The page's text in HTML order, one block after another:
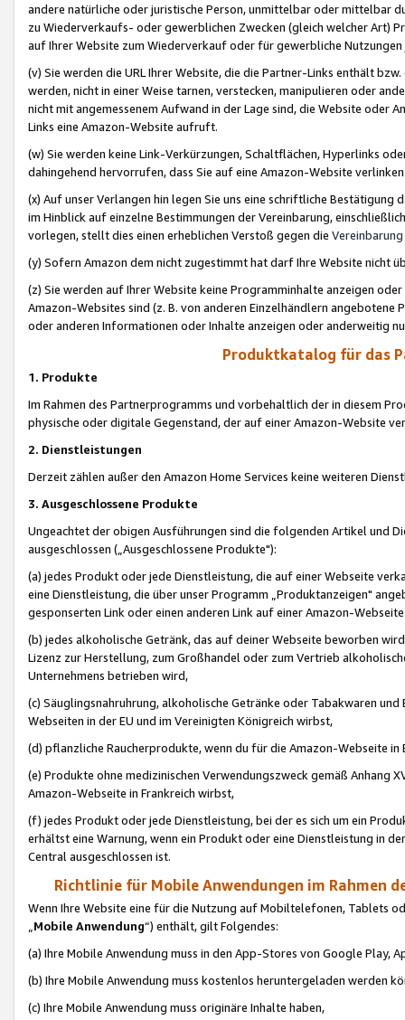
andere natürliche oder juristische Person, unmittelbar oder mittelbar
zu Wiederverkaufs- oder gewerblichen Zwecken (gleich welcher Art)
auf Ihrer Website zum Wiederverkauf oder für gewerbliche
(v) Sie werden die URL Ihrer Website, die die Partner-Links enthält
werden, nicht in einer Weise tarnen, verstecken, manipulieren oder
nicht mit angemessenem Aufwand in der Lage sind, die Website oder
Links eine Amazon-Website aufruft.
(w) Sie werden keine Link-Verkürzungen, Schaltflächen, Hyperlinks
dahingehend hervorrufen, dass Sie auf eine Amazon-Website
(x) Auf unser Verlangen hin legen Sie uns eine schriftliche
im Hinblick auf einzelne Bestimmungen der Vereinbarung,
vorlegen, stellt dies einen erheblichen Verstoß gegen die Vereinbarung
(y) Sofern Amazon dem nicht zugestimmt hat darf Ihre Website nicht
(z) Sie werden auf Ihrer Website keine Programminhalte anzeigen
Amazon-Websites sind (z. B. von anderen Einzelhändlern
oder anderen Informationen oder Inhalte anzeigen oder anderweitig
Produktkatalog für das
1. Produkte
Im Rahmen des Partnerprogramms und vorbehaltlich der in diesem
physische oder digitale Gegenstand, der auf einer Amazon-Website
2. Dienstleistungen
Derzeit zählen außer den Amazon Home Services keine weiteren
3. Ausgeschlossene Produkte
Ungeachtet der obigen Ausführungen sind die folgenden Artikel und
ausgeschlossen („Ausgeschlossene Produkte"):
(a) jedes Produkt oder jede Dienstleistung, die auf einer Webseite
eine Dienstleistung, die über unser Programm „Produktanzeigen"
gesponserten Link oder einen anderen Link auf einer Amazon-
(b) jedes alkoholische Getränk, das auf deiner Webseite beworben
Lizenz zur Herstellung, zum Großhandel oder zum Vertrieb
Unternehmens betrieben wird,
(c) Säuglingsnahruhrung, alkoholische Getränke oder Tabakwaren
Webseiten in der EU und im Vereinigten Königreich wirbst,
(d) pflanzliche Raucherprodukte, wenn du für die Amazon-Webseite in
(e) Produkte ohne medizinischen Verwendungszweck gemäß Anhang
Amazon-Webseite in Frankreich wirbst,
(f) jedes Produkt oder jede Dienstleistung, bei der es sich um ein
erhältst eine Warnung, wenn ein Produkt oder eine Dienstleistung in
Central ausgeschlossen ist.
Richtlinie für Mobile Anwendungen im Rahmen
Wenn Ihre Website eine für die Nutzung auf Mobiltelefonen, Tablets
„Mobile Anwendung“) enthält, gilt Folgendes:
(a) Ihre Mobile Anwendung muss in den App-Stores von Google Play,
(b) Ihre Mobile Anwendung muss kostenlos heruntergeladen werden
(c) Ihre Mobile Anwendung muss originäre Inhalte haben,